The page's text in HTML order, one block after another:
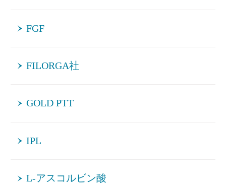
FGF
FILORGA社
GOLD PTT
IPL
L-アスコルビン酸